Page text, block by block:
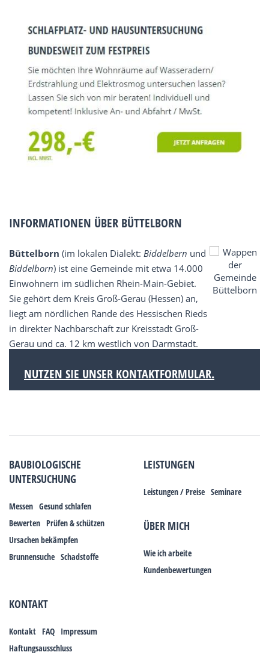
INFORMATIONEN ÜBER BÜTTELBORN
Büttelborn (im lokalen Dialekt: Biddelbern und
Biddelborn) ist eine Gemeinde mit etwa 14.000
Einwohnern im südlichen Rhein-Main-Gebiet.
Sie gehört dem Kreis Groß-Gerau (Hessen) an,
liegt am nördlichen Rande des Hessischen Rieds
in direkter Nachbarschaft zur Kreisstadt Groß-
Gerau und ca. 12 km westlich von Darmstadt.
NUTZEN SIE UNSER KONTAKTFORMULAR.
BAUBIOLOGISCHE
UNTERSUCHUNG
Messen Gesund schlafen
Bewerten Prüfen & schützen
Ursachen bekämpfen
Brunnensuche Schadstoffe
LEISTUNGEN
Leistungen / Preise Seminare
ÜBER MICH
Wie ich arbeite
Kundenbewertungen
KONTAKT
Kontakt FAQ Impressum
Haftungsausschluss